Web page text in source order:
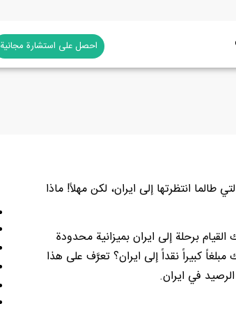
احصل على استشارة مجانية
انتظرتها إلى ايران، لكن مهلاً! ماذا
برحلة إلى ايران بميزانية محدودة
كبيراً نقداً إلى ايران؟ تعرَّف على هذا
في ايران.